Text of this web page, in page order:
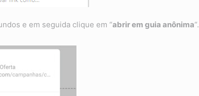
e em seguida clique em “abrir em guia anônima“.